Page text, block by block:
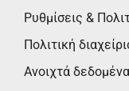
Ρυθμίσεις &
Πολιτική
Ανοιχτά δεδομένα